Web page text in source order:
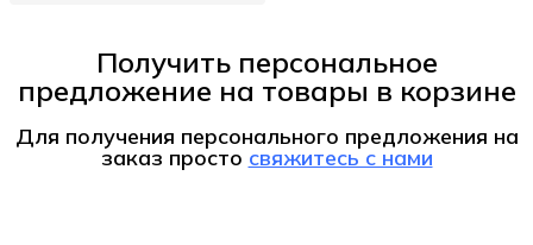
Получить персональное
предложение на товары в корзине
Для получения персонального предложения на
заказ просто свяжитесь с нами